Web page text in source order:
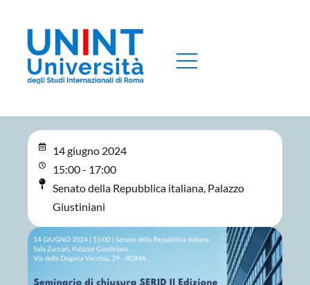
14 giugno 2024
15:00 - 17:00
Senato della Repubblica italiana, Palazzo
Giustiniani